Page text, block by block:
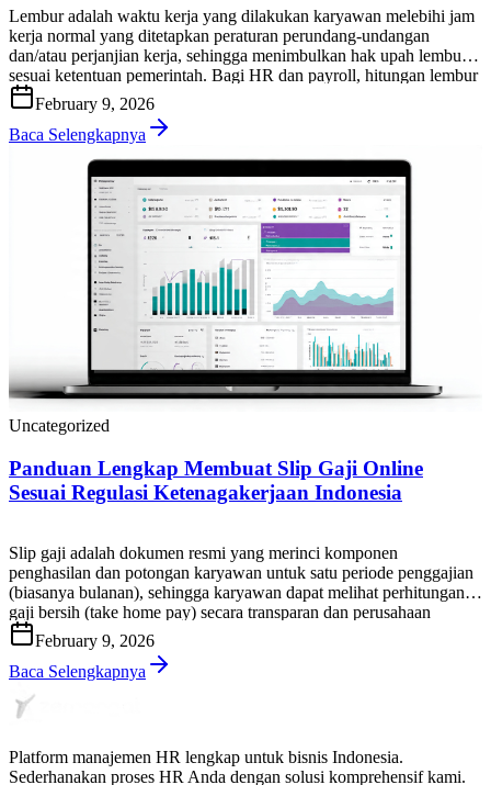
Lembur adalah waktu kerja yang dilakukan karyawan melebihi jam
kerja normal yang ditetapkan peraturan perundang-undangan
dan/atau perjanjian kerja, sehingga menimbulkan hak upah lembur
sesuai ketentuan pemerintah. Bagi HR dan payroll, hitungan lembur
yang tepat penting untuk menjaga kepatuhan, mencegah sengketa,
dan memastikan biaya tenaga kerja terkendali. Di artikel ini, Anda
akan mendapatkan panduan praktis cara […]
February 9, 2026
Baca Selengkapnya
Uncategorized
Panduan Lengkap Membuat Slip Gaji Online
Sesuai Regulasi Ketenagakerjaan Indonesia
Slip gaji adalah dokumen resmi yang merinci komponen
penghasilan dan potongan karyawan untuk satu periode penggajian
(biasanya bulanan), sehingga karyawan dapat melihat perhitungan
gaji bersih (take home pay) secara transparan dan perusahaan
memiliki bukti administrasi yang rapi serta dapat diaudit. Di praktik
HR & payroll Indonesia, slip gaji bukan sekadar “lembar informasi
gaji”. Slip gaji […]
February 9, 2026
Baca Selengkapnya
Platform manajemen HR lengkap untuk bisnis Indonesia.
Sederhanakan proses HR Anda dengan solusi komprehensif kami.